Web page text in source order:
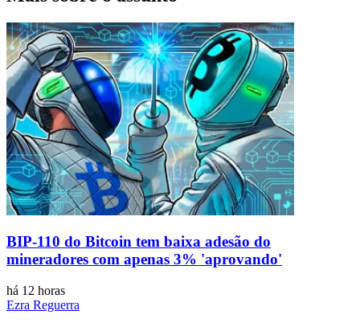
BIP-110 do Bitcoin tem baixa adesão do
mineradores com apenas 3% 'aprovando'
há 12 horas
Ezra Reguerra